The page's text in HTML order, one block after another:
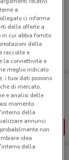
vicino a te,
comodamente
a
ci informa
delle offerte a
in cui abbia fornito
della
raccolte e
la connettività e
meglio indicato
i tuoi dati possono
di mercato,
e analisi delle
momento
della
annunci
non
idea
della